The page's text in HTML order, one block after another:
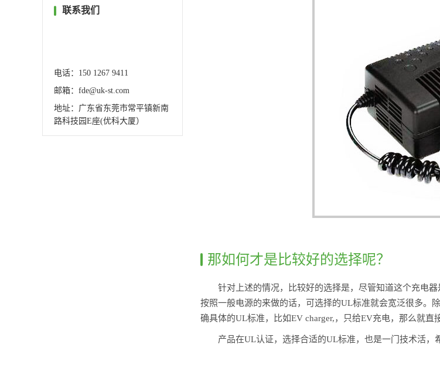
联系我们
电话：150 1267 9411
邮箱：fde@uk-st.com
地址：广东省东莞市常平镇新南
路科技园E座(优科大厦）
那如何才是比较好的选择呢？
针对上述的情况，比较好的选择是，尽管知道这个充电
按照一般电源的来做的话，可选择的UL标准就会宽泛很多。
确具体的UL标准，比如EV charger,，只给EV充电，那么就直
产品在UL认证，选择合适的UL标准，也是一门技术活，